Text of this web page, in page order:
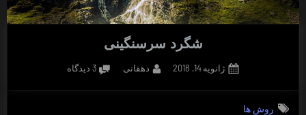
شگرد سرسنگینی
Posted
ژانویه 14, 2018 By
دهقانی 3 دیدگاه
برای
روش ها